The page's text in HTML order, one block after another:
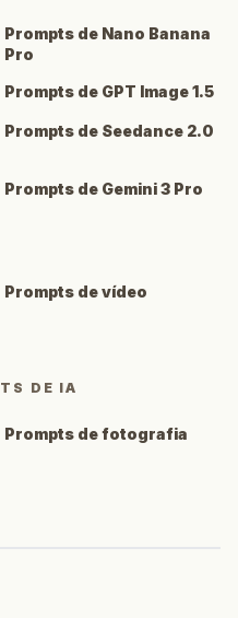
Prompts de Nano Banana
Pro
Prompts de GPT Image 1.5
Prompts de Seedance 2.0
Prompts de Gemini 3 Pro
Prompts de vídeo
DE IA
Prompts de fotografia